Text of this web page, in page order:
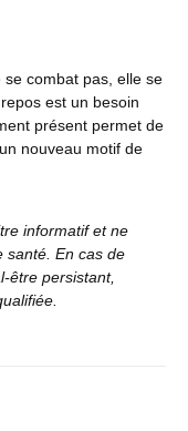
se combat pas, elle se
est un besoin
présent permet de
nouveau motif de
informatif et ne
santé. En cas de
être persistant,